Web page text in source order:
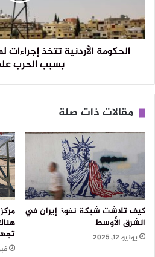
الحكومة الأردنية تتخذ
بسبب الحرب
مقالات ذات صلة
كيف تلاشت شبكة نفوذ إيران في
الشرق الأوسط
يونيو 12, 2025